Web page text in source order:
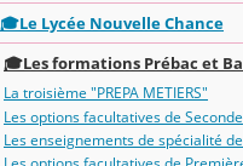
🎓Le Lycée Nouvelle Chance
🎓Les formations Prébac et
La troisième "PREPA METIERS"
Les options facultatives de Seconde
Les enseignements de spécialité